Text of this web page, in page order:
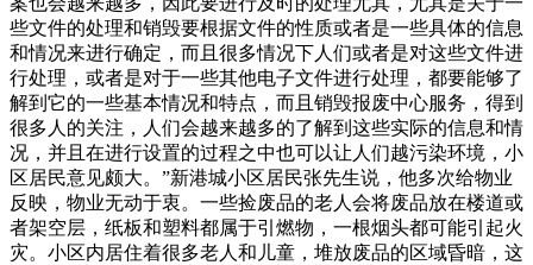
些文件的处理和销毁要根据文件的性质或者是一些具体的信息
和情况来进行确定，而且很多情况下人们或者是对这些文件进
行处理，或者是对于一些其他电子文件进行处理，都要能够了
解到它的一些基本情况和特点，而且销毁报废中心服务，得到
很多人的关注，人们会越来越多的了解到这些实际的信息和情
况，并且在进行设置的过程之中也可以让人们越污染环境，小
区居民意见颇大。”新港城小区居民张先生说，他多次给物业
反映，物业无动于衷。一些捡废品的老人会将废品放在楼道或
者架空层，纸板和塑料都属于引燃物，一根烟头都可能引起火
灾。小区内居住着很多老人和儿童，堆放废品的区域昏暗，这